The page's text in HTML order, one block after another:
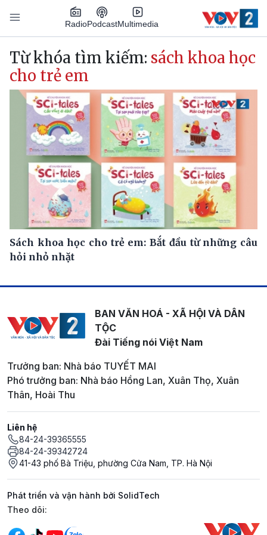
Nhảy đến nội dung
RadioPodcastMultimedia
Main navigation
Từ khóa tìm kiếm: sách khoa học
cho trẻ em
Sách khoa học cho trẻ em: Bắt đầu từ những câu
hỏi nhỏ nhặt
BAN VĂN HOÁ - XÃ HỘI VÀ DÂN
TỘC
Đài Tiếng nói Việt Nam
Trưởng ban: Nhà báo TUYẾT MAI
Phó trưởng ban: Nhà báo Hồng Lan, Xuân Thọ, Xuân
Thân, Hoài Thu
Liên hệ
84-24-39365555
84-24-39342724
41-43 phố Bà Triệu, phường Cửa Nam, TP. Hà Nội
Phát triển và vận hành bởi SolidTech
Mạng xã hội
Theo dõi: